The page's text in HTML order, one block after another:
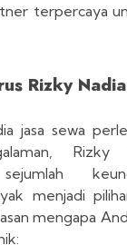
terpercaya
Rizky
jasa sewa
Rizky
menjadi
mengapa